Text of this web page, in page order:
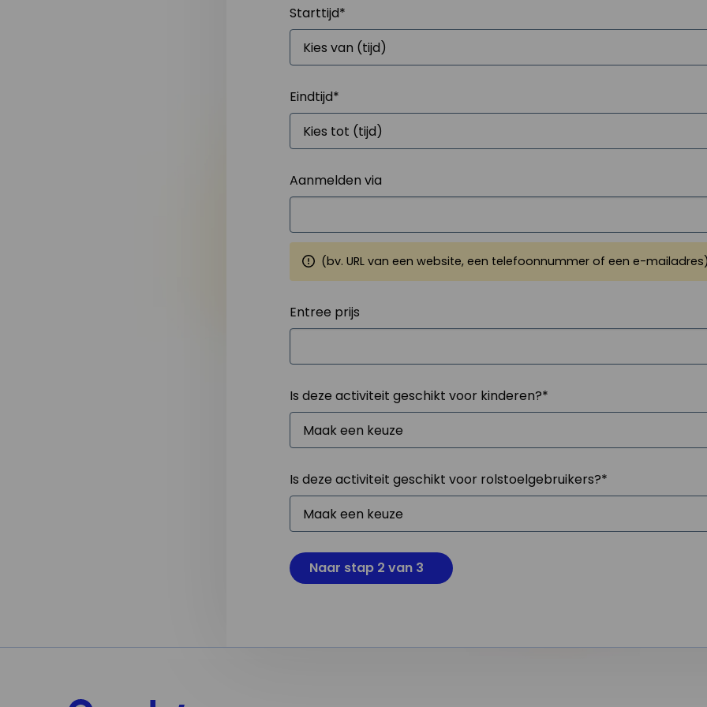
Starttijd*
Eindtijd*
Aanmelden via
(bv. URL van een website, een telefoonnummer of een e-
Entree prijs
Is deze activiteit geschikt voor kinderen?*
Is deze activiteit geschikt voor rolstoelgebruikers?*